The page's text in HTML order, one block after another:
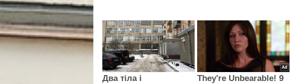
Два тіла і
They're Unbearable! 9